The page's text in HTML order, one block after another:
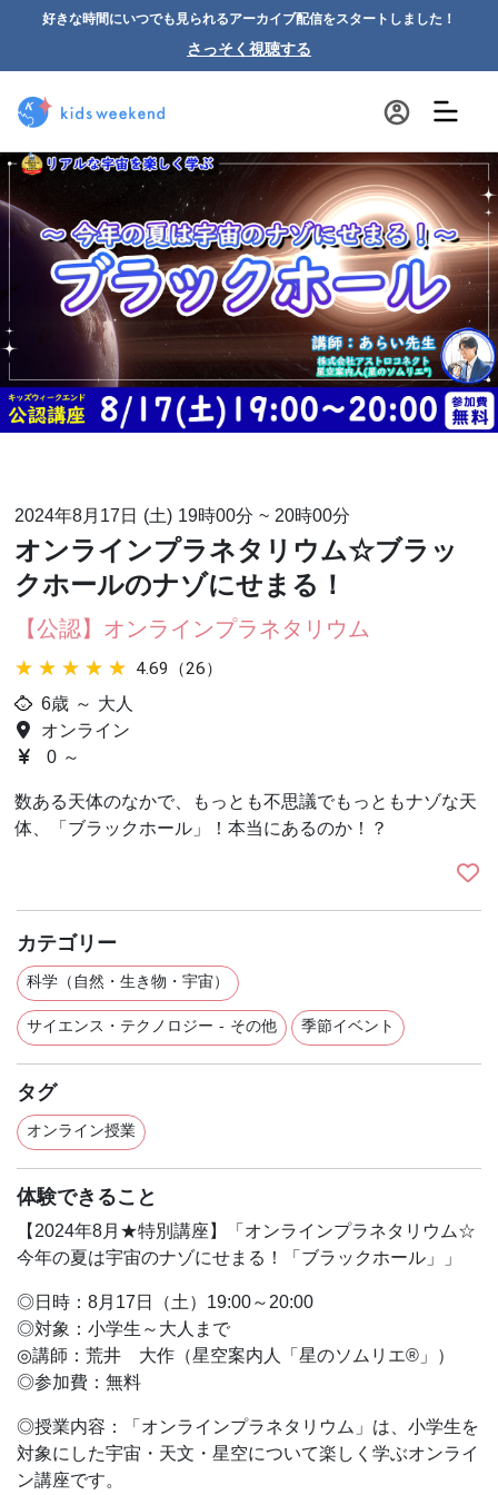
好きな時間にいつでも見られるアーカイブ配信をスタートしました！
さっそく視聴する
2024年8月17日 (土) 19時00分 ~20時00分
オンラインプラネタリウム☆ブラッ
クホールのナゾにせまる！
【公認】オンラインプラネタリウム
★★★★★
★★★★★ 4.69（26）
6歳 ～ 大人
オンライン
0 ～
数ある天体のなかで、もっとも不思議でもっともナゾな天
体、「ブラックホール」！本当にあるのか！？
カテゴリー
科学（自然・生き物・宇宙）
サイエンス・テクノロジー - その他
季節イベント
タグ
オンライン授業
体験できること
【2024年8月★特別講座】「オンラインプラネタリウム☆
今年の夏は宇宙のナゾにせまる！「ブラックホール」」
◎日時：8月17日（土）19:00～20:00
◎対象：小学生～大人まで
◎講師：荒井 大作（星空案内人「星のソムリエ®」）
◎参加費：無料
◎授業内容：「オンラインプラネタリウム」は、小学生を
対象にした宇宙・天文・星空について楽しく学ぶオンライ
ン講座です。